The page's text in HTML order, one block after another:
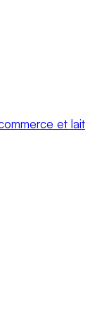
et lait